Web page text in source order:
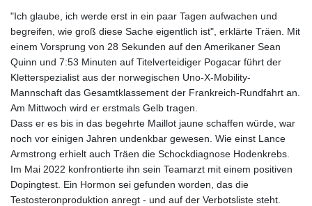
"Ich glaube, ich werde erst in ein paar Tagen aufwachen und
begreifen, wie groß diese Sache eigentlich ist", erklärte Träen. Mit
einem Vorsprung von 28 Sekunden auf den Amerikaner Sean
Quinn und 7:53 Minuten auf Titelverteidiger Pogacar führt der
Kletterspezialist aus der norwegischen Uno-X-Mobility-
Mannschaft das Gesamtklassement der Frankreich-Rundfahrt an.
Am Mittwoch wird er erstmals Gelb tragen.
Dass er es bis in das begehrte Maillot jaune schaffen würde, war
noch vor einigen Jahren undenkbar gewesen. Wie einst Lance
Armstrong erhielt auch Träen die Schockdiagnose Hodenkrebs.
Im Mai 2022 konfrontierte ihn sein Teamarzt mit einem positiven
Dopingtest. Ein Hormon sei gefunden worden, das die
Testosteronproduktion anregt - und auf der Verbotsliste steht.